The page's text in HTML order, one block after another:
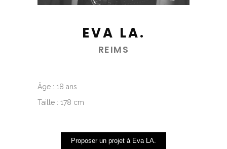
EVA LA.
REIMS
Âge : 18 ans
Taille : 178 cm
Proposer un projet à Eva LA.